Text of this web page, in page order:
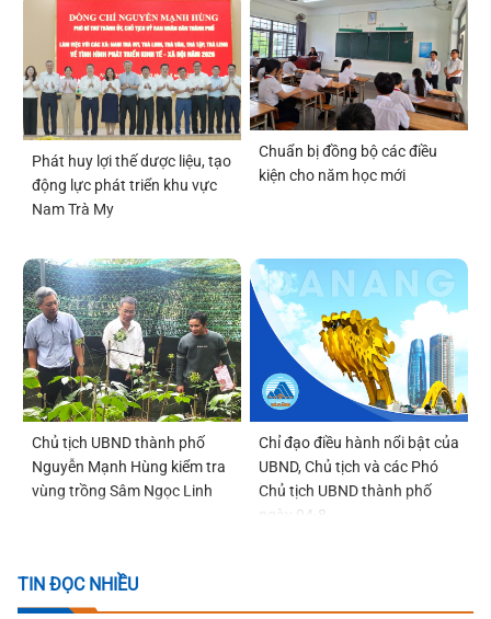
Phát huy lợi thế dược liệu, tạo
động lực phát triển khu vực
Nam Trà My
Chuẩn bị đồng bộ các điều
kiện cho năm học mới
Chủ tịch UBND thành phố
Nguyễn Mạnh Hùng kiểm tra
vùng trồng Sâm Ngọc Linh
Chỉ đạo điều hành nổi bật của
UBND, Chủ tịch và các Phó
Chủ tịch UBND thành phố
ngày 04-8
TIN ĐỌC NHIỀU